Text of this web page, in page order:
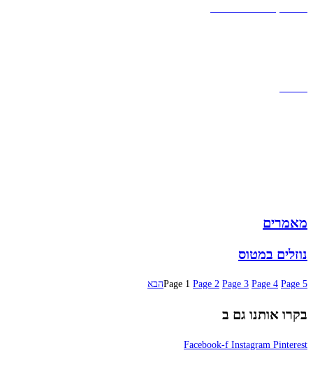
מאמרים
נוזלים במטוס
Page 1 Page 2 Page 3 Page 4 Page 5 הבא
בקרו אותנו גם ב
Facebook-f Instagram Pinterest